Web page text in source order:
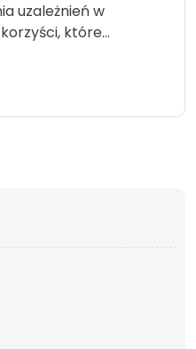
uzależnień w
które…